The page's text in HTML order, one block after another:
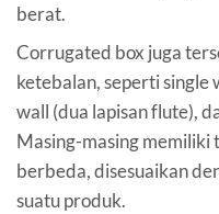
berat.
Corrugated box juga
ketebalan, seperti single
wall (dua lapisan flute),
Masing-masing memiliki
berbeda, disesuaikan
suatu produk.